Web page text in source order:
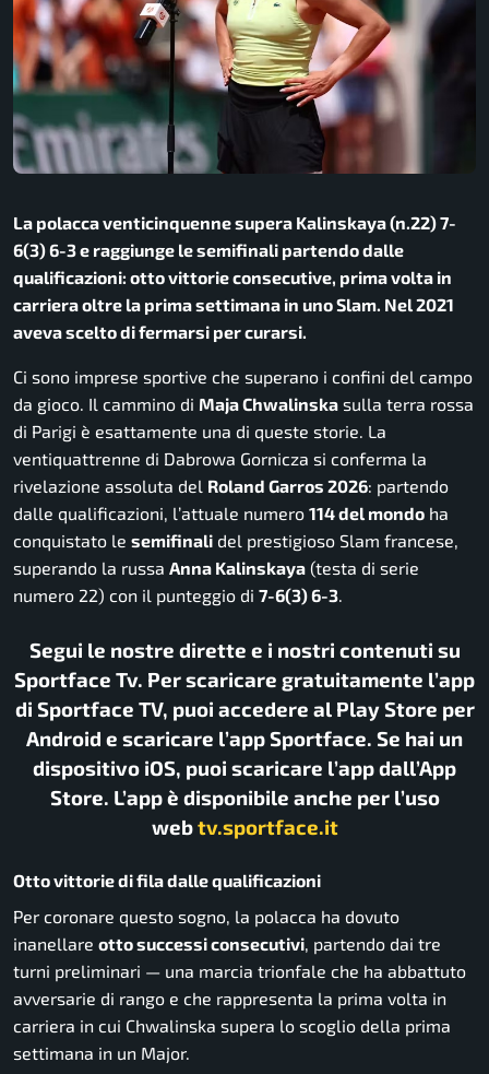
La polacca venticinquenne supera Kalinskaya (n.22) 7-
6(3) 6-3 e raggiunge le semifinali partendo dalle
qualificazioni: otto vittorie consecutive, prima volta in
carriera oltre la prima settimana in uno Slam. Nel 2021
aveva scelto di fermarsi per curarsi.
Ci sono imprese sportive che superano i confini del campo
da gioco. Il cammino di Maja Chwalinska sulla terra rossa
di Parigi è esattamente una di queste storie. La
ventiquattrenne di Dabrowa Gornicza si conferma la
rivelazione assoluta del Roland Garros 2026: partendo
dalle qualificazioni, l’attuale numero 114 del mondo ha
conquistato le semifinali del prestigioso Slam francese,
superando la russa Anna Kalinskaya (testa di serie
numero 22) con il punteggio di 7-6(3) 6-3
Segui le nostre dirette e i nostri contenuti su
Sportface Tv. Per scaricare gratuitamente l’app
di Sportface TV, puoi accedere al Play Store per
Android e scaricare l’app Sportface. Se hai un
dispositivo iOS, puoi scaricare l’app dall’App
Store. L’app è disponibile anche per l’uso
webtv.sportface.it
Otto vittorie di fila dalle qualificazioni
Per coronare questo sogno, la polacca ha dovuto
inanellare otto successi consecutivi, partendo dai tre
turni preliminari — una marcia trionfale che ha abbattuto
avversarie di rango e che rappresenta la prima volta in
carriera in cui Chwalinska supera lo scoglio della prima
settimana in un Major.